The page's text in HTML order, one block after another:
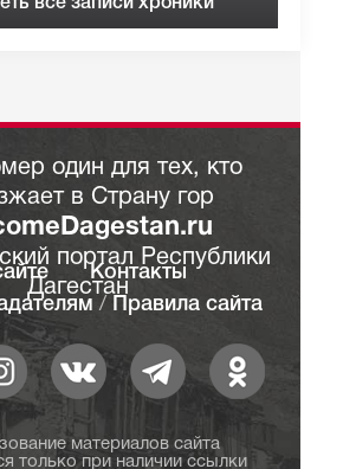
все записи хроники
один для тех, кто
в Страну гор
портал Республики
Дагестан
Контакты
/ Правила сайта
материалов сайта
только при наличии ссылки